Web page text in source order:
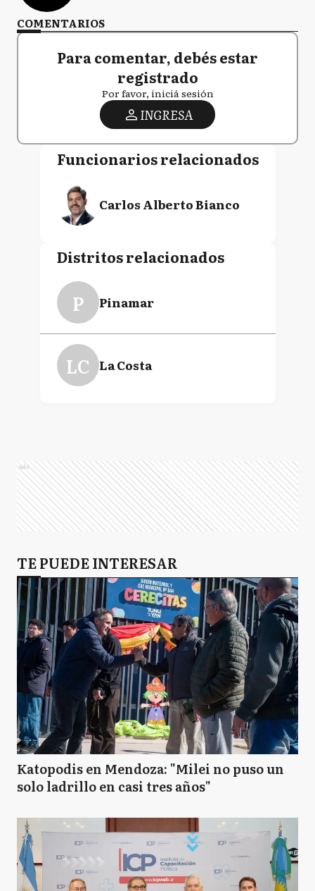
COMENTARIOS
Para comentar, debés estar
registrado
Por favor, iniciá sesión
INGRESA
Funcionarios relacionados
Carlos Alberto Bianco
Distritos relacionados
P Pinamar
LC La Costa
Ads
TE PUEDE INTERESAR
Katopodis en Mendoza: "Milei no puso un
solo ladrillo en casi tres años"